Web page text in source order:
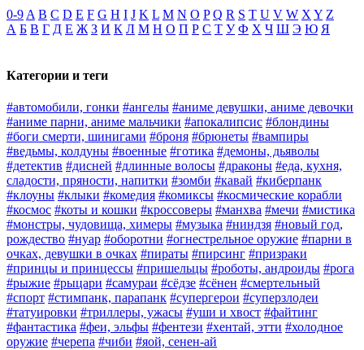
0-9 A B C D E F G H I J K L M N O P Q R S T U V W X Y Z
А Б В Г Д Е Ж З И К Л М Н О П Р С Т У Ф Х Ч Ш Э Ю Я
Категории и теги
#автомобили, гонки #ангелы #аниме девушки, аниме девочки
#аниме парни, аниме мальчики #апокалипсис #блондины
#боги смерти, шинигами #броня #брюнеты #вампиры
#ведьмы, колдуны #военные #готика #демоны, дьяволы
#детектив #дисней #длинные волосы #драконы #еда, кухня,
сладости, пряности, напитки #зомби #кавай #киберпанк
#клоуны #клыки #комедия #комиксы #космические корабли
#космос #коты и кошки #кроссоверы #манхва #мечи #мистика
#монстры, чудовища, химеры #музыка #ниндзя #новый год,
рождество #нуар #оборотни #огнестрельное оружие #парни в
очках, девушки в очках #пираты #пирсинг #призраки
#принцы и принцессы #пришельцы #роботы, андроиды #рога
#рыжие #рыцари #самураи #сёдзе #сёнен #смертельный
#спорт #стимпанк, парапанк #супергерои #суперзлодеи
#татуировки #триллеры, ужасы #уши и хвост #файтинг
#фантастика #феи, эльфы #фентези #хентай, этти #холодное
оружие #черепа #чиби #яой, сенен-ай